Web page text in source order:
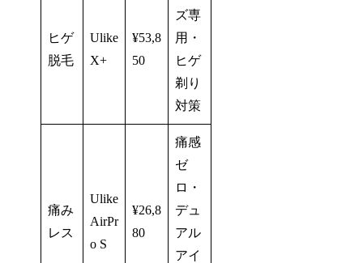
ヒゲ
脱毛
Ulike
X+
¥53,8
50
ズ専
用・
ヒゲ
剃り
対策
痛み
レス
Ulike
AirPr
o S
¥26,8
80
痛感
ゼ
ロ・
デュ
アル
アイ